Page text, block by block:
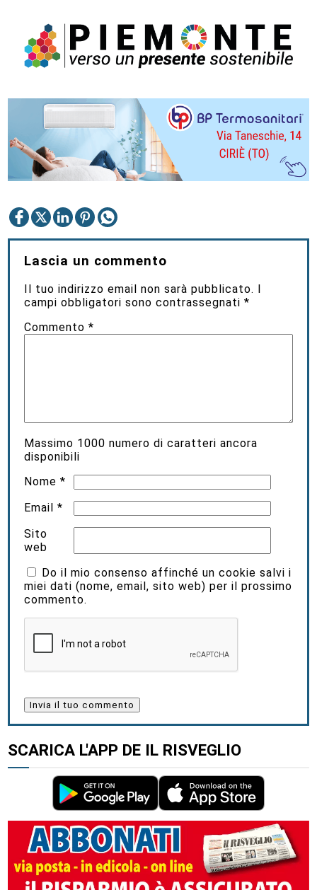
Lascia un commento
Il tuo indirizzo email non sarà pubblicato. I
campi obbligatori sono contrassegnati*
Commento*
Massimo 1000 numero di caratteri ancora
disponibili
Nome*
Email*
Sito
web
Do il mio consenso affinché un cookie salvi i
miei dati (nome, email, sito web) per il prossimo
commento.
SCARICA L'APP DE IL RISVEGLIO